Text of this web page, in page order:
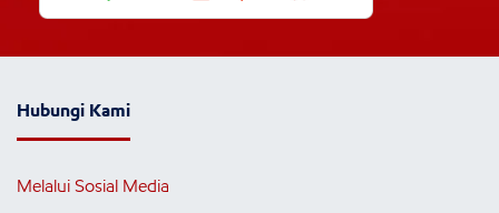
Hubungi Kami
Melalui Sosial Media